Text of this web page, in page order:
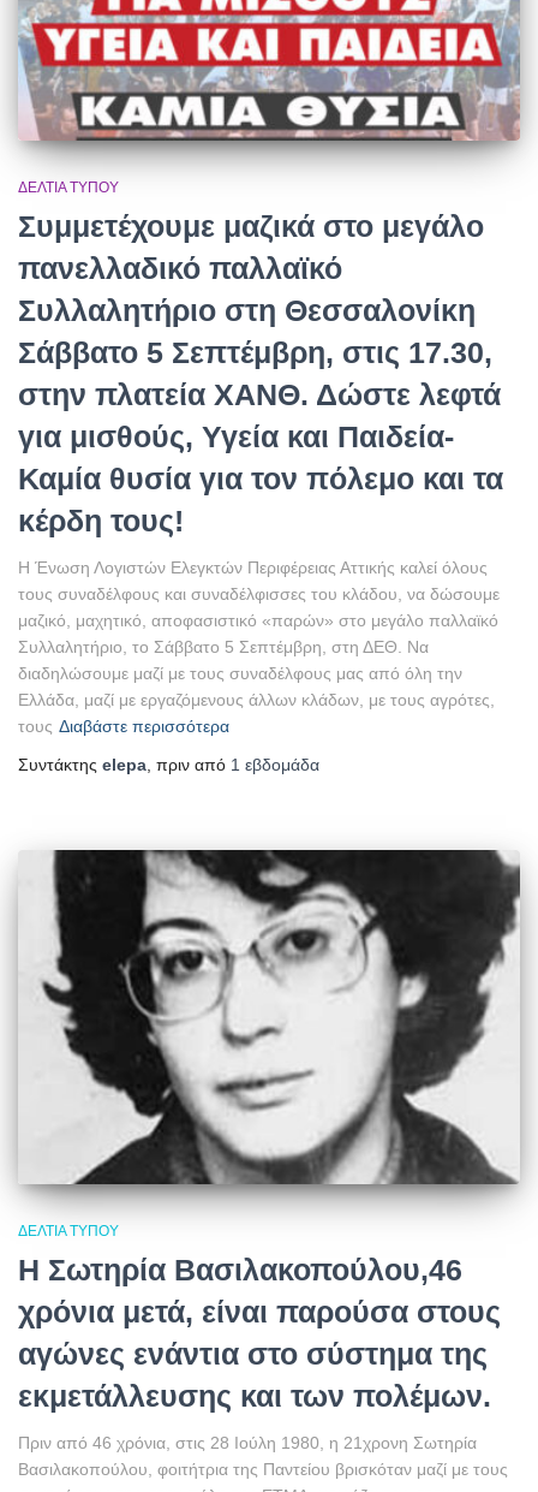
ΔΕΛΤΊΑ ΤΎΠΟΥ
Συμμετέχουμε μαζικά στο μεγάλο
πανελλαδικό παλλαϊκό
Συλλαλητήριο στη Θεσσαλονίκη
Σάββατο 5 Σεπτέμβρη, στις 17.30,
στην πλατεία ΧΑΝΘ. Δώστε λεφτά
για μισθούς, Υγεία και Παιδεία-
Καμία θυσία για τον πόλεμο και τα
κέρδη τους!
Η Ένωση Λογιστών Ελεγκτών Περιφέρειας Αττικής καλεί όλους
τους συναδέλφους και συναδέλφισσες του κλάδου, να δώσουμε
μαζικό, μαχητικό, αποφασιστικό «παρών» στο μεγάλο παλλαϊκό
Συλλαλητήριο, το Σάββατο 5 Σεπτέμβρη, στη ΔΕΘ. Να
διαδηλώσουμε μαζί με τους συναδέλφους μας από όλη την
Ελλάδα, μαζί με εργαζόμενους άλλων κλάδων, με τους αγρότες,
τους Διαβάστε περισσότερα
Συντάκτης elepa , πριν από 1 εβδομάδα
ΔΕΛΤΊΑ ΤΎΠΟΥ
Η Σωτηρία Βασιλακοπούλου,46
χρόνια μετά, είναι παρούσα στους
αγώνες ενάντια στο σύστημα της
εκμετάλλευσης και των πολέμων.
Πριν από 46 χρόνια, στις 28 Ιούλη 1980, η 21χρονη Σωτηρία
Βασιλακοπούλου, φοιτήτρια της Παντείου βρισκόταν μαζί με τους